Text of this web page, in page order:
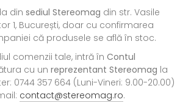
din sediul Stereomag din str. Vasile
1, București, doar cu confirmarea
că produsele se află în stoc.
comenzii tale, intră în Contul
cu un reprezentant Stereomag la
0744 357 664 (Luni-Vineri: 9.00-20.00)
contact@stereomag.ro.